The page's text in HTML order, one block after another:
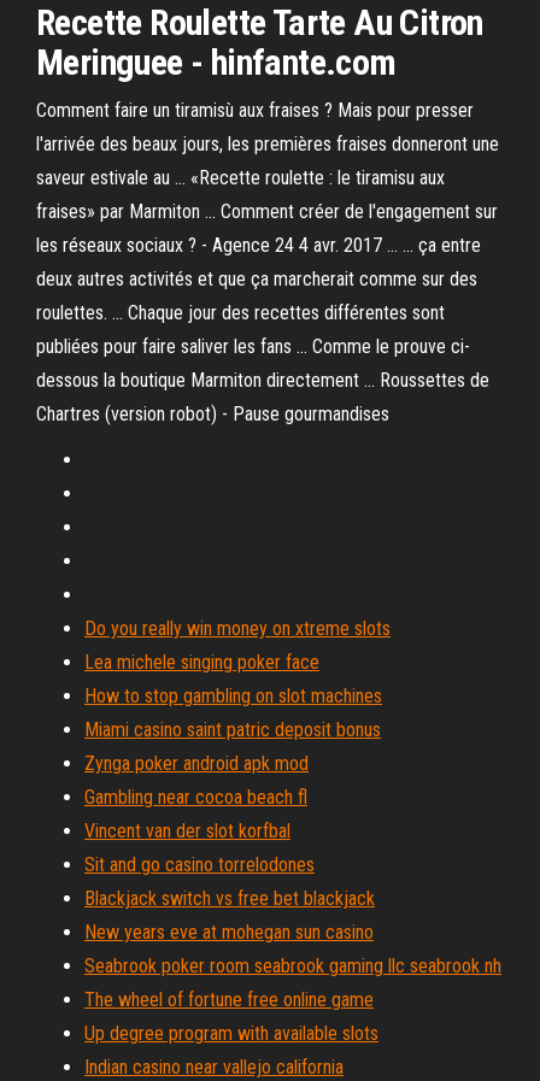
Recette Roulette Tarte Au Citron
Meringuee - hinfante.com
Comment faire un tiramisù aux fraises ? Mais pour presser
l'arrivée des beaux jours, les premières fraises donneront une
saveur estivale au ... «Recette roulette : le tiramisu aux
fraises» par Marmiton ... Comment créer de l'engagement sur
les réseaux sociaux ? - Agence 24 4 avr. 2017 ... ... ça entre
deux autres activités et que ça marcherait comme sur des
roulettes. ... Chaque jour des recettes différentes sont
publiées pour faire saliver les fans ... Comme le prouve ci-
dessous la boutique Marmiton directement ... Roussettes de
Chartres (version robot) - Pause gourmandises
Do you really win money on xtreme slots
Lea michele singing poker face
How to stop gambling on slot machines
Miami casino saint patric deposit bonus
Zynga poker android apk mod
Gambling near cocoa beach fl
Vincent van der slot korfbal
Sit and go casino torrelodones
Blackjack switch vs free bet blackjack
New years eve at mohegan sun casino
Seabrook poker room seabrook gaming llc seabrook nh
The wheel of fortune free online game
Up degree program with available slots
Indian casino near vallejo california